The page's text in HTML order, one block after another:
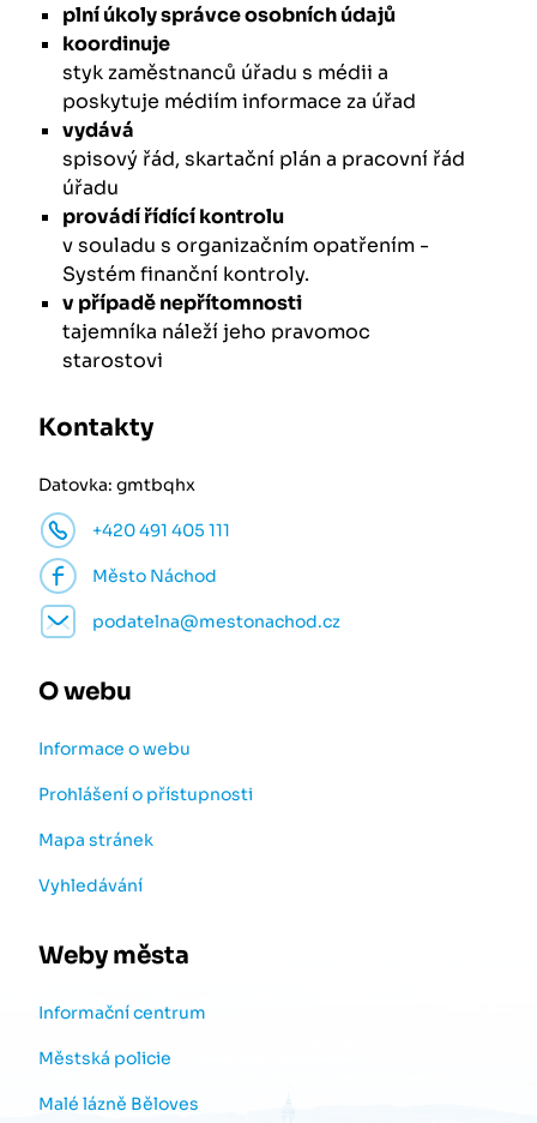
plní úkoly správce osobních údajů
koordinuje
styk zaměstnanců úřadu s médii a
poskytuje médiím informace za úřad
vydává
spisový řád, skartační plán a pracovní řád
úřadu
provádí řídící kontrolu
v souladu s organizačním opatřením -
Systém finanční kontroly.
v případě nepřítomnosti
tajemníka náleží jeho pravomoc
starostovi
Kontakty
Datovka: gmtbqhx
+420 491 405 111
Město Náchod
podatelna@mestonachod.cz
O webu
Informace o webu
Prohlášení o přístupnosti
Mapa stránek
Vyhledávání
Weby města
Informační centrum
Městská policie
Malé lázně Běloves